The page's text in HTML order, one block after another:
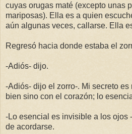
cuyas orugas maté (excepto unas
mariposas). Ella es a quien
aún algunas veces, callarse. Ella
Regresó hacia donde estaba el
-Adiós- dijo.
-Adiós- dijo el zorro-. Mi secreto
bien sino con el corazón; lo
-Lo esencial es invisible a los ojos
de acordarse.